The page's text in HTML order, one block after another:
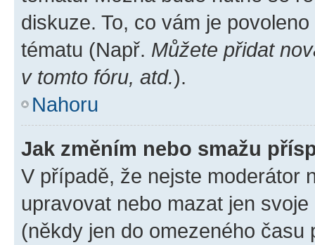
diskuze. To, co vám je
tématu (Např. Můžete přidat
v tomto fóru, atd.).
Nahoru
Jak změním nebo smažu
V případě, že nejste moderátor
upravovat nebo mazat jen
(někdy jen do omezeného